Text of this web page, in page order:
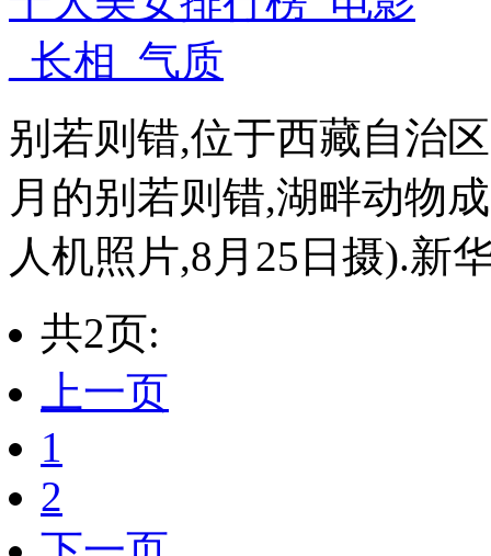
别若则错,位于西藏自治
月的别若则错,湖畔动物
人机照片,8月25日摄).新
共2页:
上一页
1
2